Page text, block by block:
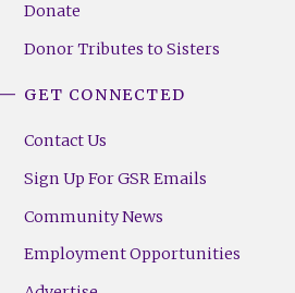
Donate
Donor Tributes to Sisters
GET CONNECTED
Contact Us
Sign Up For GSR Emails
Community News
Employment Opportunities